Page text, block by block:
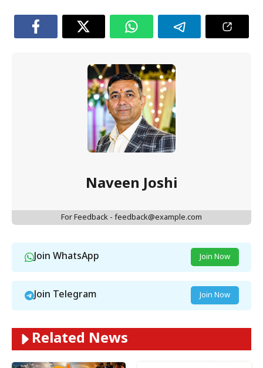
Naveen Joshi
For Feedback - feedback@example.com
Join WhatsApp Join Now
Join Telegram Join Now
Related News